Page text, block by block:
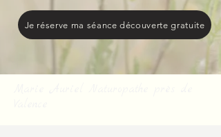
Je réserve ma séance découverte gratuite